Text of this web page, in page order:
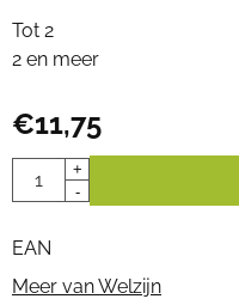
Tot 2
2 en meer
€11,75
Aantal
+
-
EAN
Meer van Welzijn